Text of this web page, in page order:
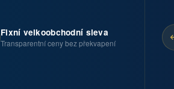
Fixní velkoobchodní sleva
Transparentní ceny bez překvapení